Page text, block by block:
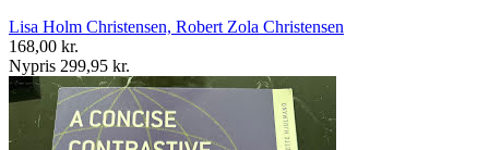
Lisa Holm Christensen, Robert Zola Christensen
168,00 kr.
Nypris 299,95 kr.